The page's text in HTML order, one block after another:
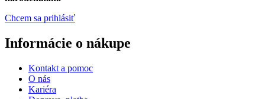
Chcem sa prihlásiť
Informácie o nákupe
Kontakt a pomoc
O nás
Kariéra